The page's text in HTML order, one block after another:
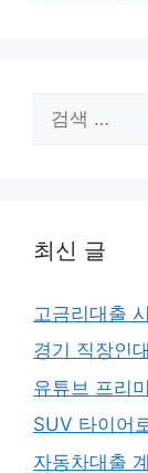
색:
최신 글
고금리대출
경기 직장인
유튜브 프리
SUV 타이어
자동차대출